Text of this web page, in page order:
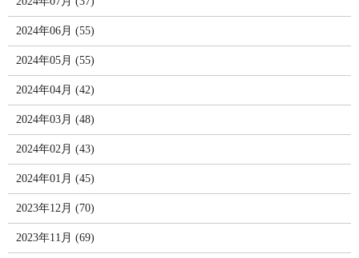
2024年06月 (55)
2024年05月 (55)
2024年04月 (42)
2024年03月 (48)
2024年02月 (43)
2024年01月 (45)
2023年12月 (70)
2023年11月 (69)